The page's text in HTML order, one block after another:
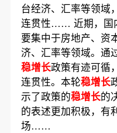
台经济、汇率等领域
连贯性…… 近期，国
要集中于房地产、资
济、汇率等领域。通
稳增长政策有迹可循
连贯性。本轮稳增长
示了政策的稳增长的
的表述更加积极，有
场……